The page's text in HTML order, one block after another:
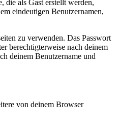
als Gast erstellt werden,
eindeutigen Benutzernamen,
zu verwenden. Das Passwort
berechtigterweise nach deinem
deinem Benutzername und
von deinem Browser